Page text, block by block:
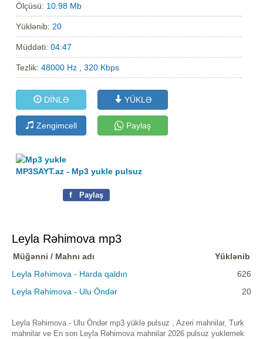
Ölçüsü: 10.98 Mb
Yüklənib: 20
Müddəti:04:47
Tezlik:48000 Hz , 320 Kbps
DİNLƏ YÜKLƏ
Zengimcell Paylaş
MP3SAYT.az - Mp3 yukle pulsuz
f Paylaş
Leyla Rəhimova mp3
Müğənni / Mahnı adı
Yüklənib
Leyla Rəhimova - Harda qaldın
626
Leyla Rəhimova - Ulu Öndər
20
Leyla Rəhimova - Ulu Öndər mp3 yüklə pulsuz , Azeri mahnilar, Turk
mahnilar ve En son Leyla Rəhimova mahnilar 2026 pulsuz yuklemek